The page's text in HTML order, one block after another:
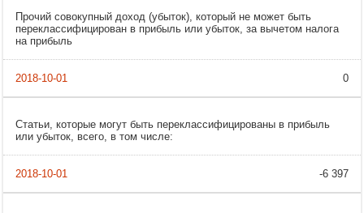
Прочий совокупный доход (убыток), который не может быть
переклассифицирован в прибыль или убыток, за вычетом налога
на прибыль
0
Статьи, которые могут быть переклассифицированы в прибыль
или убыток, всего, в том числе:
-6 397